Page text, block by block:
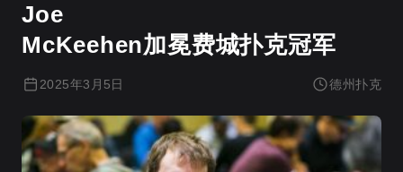
Joe
McKeehen加冕费城扑克冠军
2025年3月5日 德州扑克